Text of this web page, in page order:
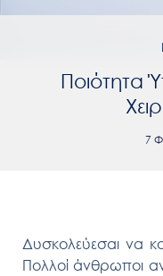
Ποιότητα
7
Δυσκολεύεσαι να
Πολλοί άνθρωποι